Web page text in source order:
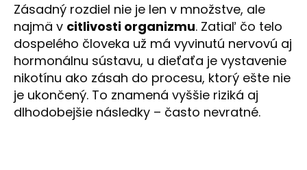
Zásadný rozdiel nie je len v množstve, ale
najmä v citlivosti organizmu. Zatiaľ čo telo
dospelého človeka už má vyvinutú nervovú aj
hormonálnu sústavu, u dieťaťa je vystavenie
nikotínu ako zásah do procesu, ktorý ešte nie
je ukončený. To znamená vyššie riziká aj
dlhodobejšie následky – často nevratné.